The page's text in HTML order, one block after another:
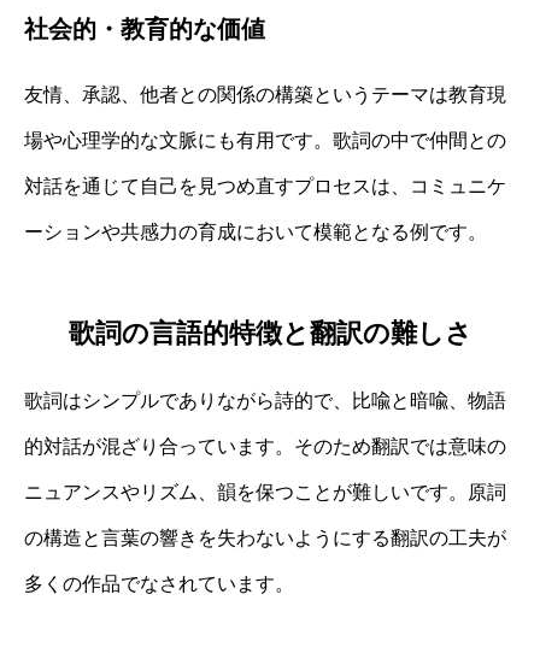
社会的・教育的な価値
友情、承認、他者との関係の構築というテーマは教育現
場や心理学的な文脈にも有用です。歌詞の中で仲間との
対話を通じて自己を見つめ直すプロセスは、コミュニケ
ーションや共感力の育成において模範となる例です。
歌詞の言語的特徴と翻訳の難しさ
歌詞はシンプルでありながら詩的で、比喩と暗喩、物語
的対話が混ざり合っています。そのため翻訳では意味の
ニュアンスやリズム、韻を保つことが難しいです。原詞
の構造と言葉の響きを失わないようにする翻訳の工夫が
多くの作品でなされています。